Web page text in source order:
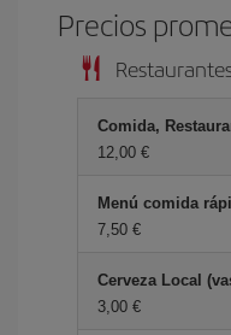
Precios
Comida,
12,00 €
Menú comida
7,50 €
Cerveza Local
3,00 €